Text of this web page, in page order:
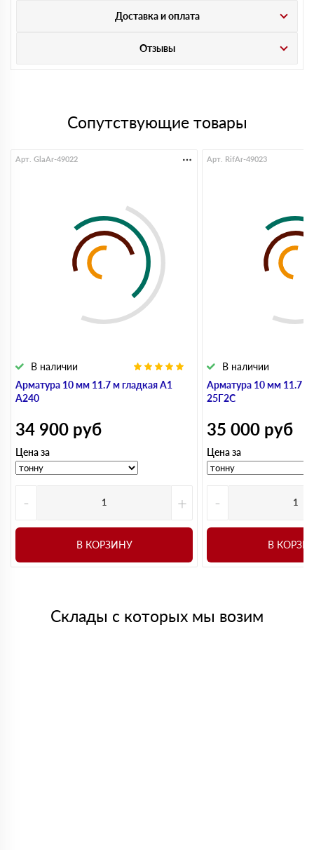
Доставка и оплата
Отзывы
Сопутствующие товары
Арматура 10 мм 11.7 м гладкая А1
А240
В наличии
Арт. GlaAr-49022
34 900 руб
Цена за
- +
В КОРЗИНУ
Арматура 10 мм 11.7 м
25Г2С
В наличии
Арт. RifAr-49023
35 000 руб
Цена за
-
В
Склады с которых мы возим